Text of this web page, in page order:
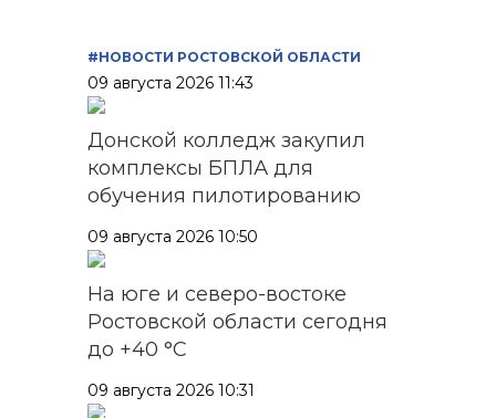
#НОВОСТИ РОСТОВСКОЙ ОБЛАСТИ
09 августа 2026 11:43
Донской колледж закупил
комплексы БПЛА для
обучения пилотированию
09 августа 2026 10:50
На юге и северо-востоке
Ростовской области сегодня
до +40 °C
09 августа 2026 10:31